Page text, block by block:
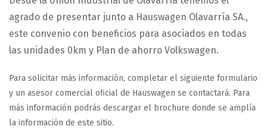
agrado de presentar junto a Hauswagen Olavarría SA.,
este convenio con beneficios para asociados en todas
las unidades 0km y Plan de ahorro Volkswagen.
Para solicitar más información, completar el siguiente formulario
y un asesor comercial oficial de Hauswagen se contactará. Para
más información podrás descargar el brochure donde se amplía
la información de este sitio.